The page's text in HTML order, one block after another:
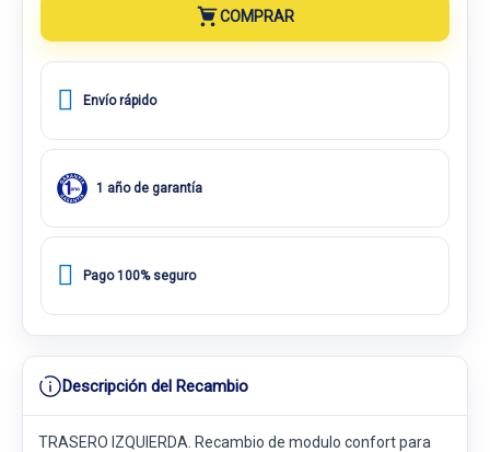
COMPRAR
Envío rápido
1 año de garantía
Pago 100% seguro
Descripción del Recambio
TRASERO IZQUIERDA. Recambio de modulo confort para